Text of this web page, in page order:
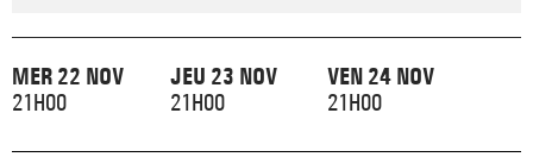
_ TNB ÉCO-RESPONSABLE
_ ARCHIVES ET RESSOURCES
_ NOUS SOUTENIR
_ EMPLOIS / STAGES
MER 22 NOV
21H00
JEU 23 NOV
21H00
VEN 24 NOV
21H00